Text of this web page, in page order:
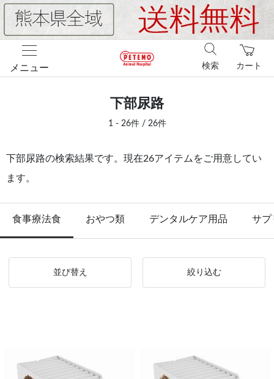
メニュー カート
検索
下部尿路
1 - 26件 / 26件
下部尿路の検索結果です。現在26アイテムをご用意してい
ます。
食事療法食 おやつ類 デンタルケア用品 サプ
並び替え 絞り込む